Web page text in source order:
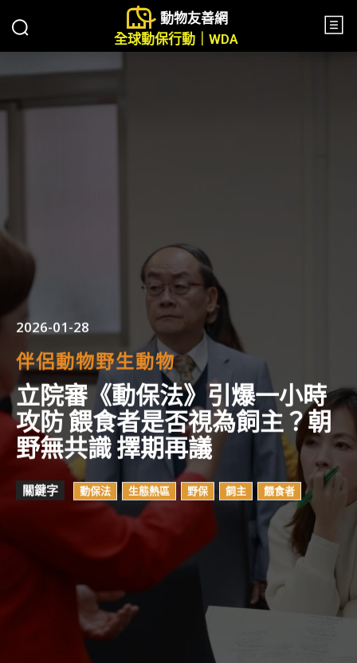
動物友善網
全球動保行動｜WDA
2026-01-28
伴侶動物野生動物
立院審《動保法》引爆一小時
攻防 餵食者是否視為飼主？朝
野無共識 擇期再議
關鍵字 動保法 生態熱區 野保 飼主 餵食者